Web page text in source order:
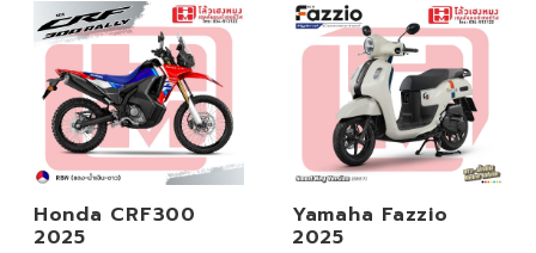
Honda CRF300
2025
Yamaha Fazzio
2025